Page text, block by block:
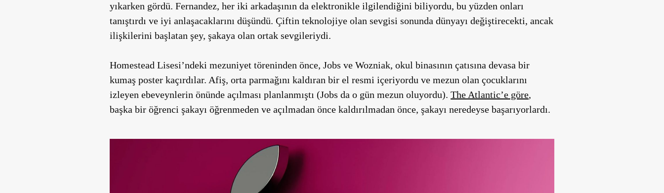
yıkarken gördü. Fernandez, her iki arkadaşının da elektronikle ilgilendiğini biliyordu, bu yüzden onları
tanıştırdı ve iyi anlaşacaklarını düşündü. Çiftin teknolojiye olan sevgisi sonunda dünyayı değiştirecekti, ancak
ilişkilerini başlatan şey, şakaya olan ortak sevgileriydi.
Homestead Lisesi’ndeki mezuniyet töreninden önce, Jobs ve Wozniak, okul binasının çatısına devasa bir
kumaş poster kaçırdılar. Afiş, orta parmağını kaldıran bir el resmi içeriyordu ve mezun olan çocuklarını
izleyen ebeveynlerin önünde açılması planlanmıştı (Jobs da o gün mezun oluyordu). The Atlantic’e göre,
başka bir öğrenci şakayı öğrenmeden ve açılmadan önce kaldırılmadan önce, şakayı neredeyse başarıyorlardı.